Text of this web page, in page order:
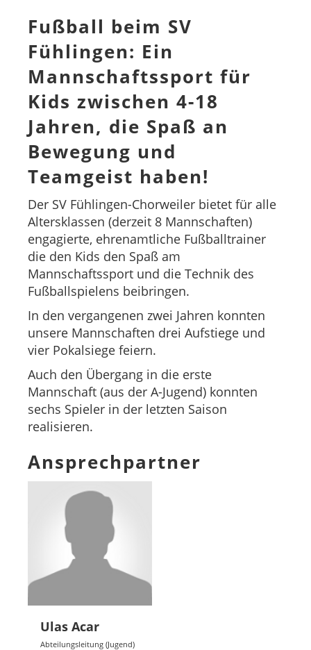
Fußball beim SV
Fühlingen: Ein
Mannschaftssport für
Kids zwischen 4-18
Jahren, die Spaß an
Bewegung und
Teamgeist haben!
Der SV Fühlingen-Chorweiler bietet für alle
Altersklassen (derzeit 8 Mannschaften)
engagierte, ehrenamtliche Fußballtrainer
die den Kids den Spaß am
Mannschaftssport und die Technik des
Fußballspielens beibringen.
In den vergangenen zwei Jahren konnten
unsere Mannschaften drei Aufstiege und
vier Pokalsiege feiern.
Auch den Übergang in die erste
Mannschaft (aus der A-Jugend) konnten
sechs Spieler in der letzten Saison
realisieren.
Ansprechpartner
Ulas Acar
Abteilungsleitung (Jugend)